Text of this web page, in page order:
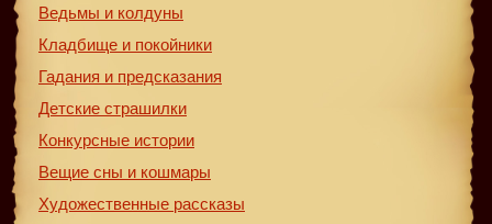
Ведьмы и колдуны
Кладбище и покойники
Гадания и предсказания
Детские страшилки
Конкурсные истории
Вещие сны и кошмары
Художественные рассказы